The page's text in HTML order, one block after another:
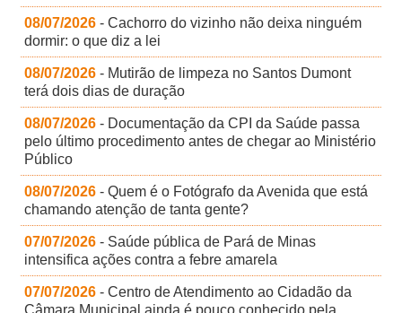
08/07/2026 - Cachorro do vizinho não deixa ninguém
dormir: o que diz a lei
08/07/2026 - Mutirão de limpeza no Santos Dumont
terá dois dias de duração
08/07/2026 - Documentação da CPI da Saúde passa
pelo último procedimento antes de chegar ao Ministério
Público
08/07/2026 - Quem é o Fotógrafo da Avenida que está
chamando atenção de tanta gente?
07/07/2026 - Saúde pública de Pará de Minas
intensifica ações contra a febre amarela
07/07/2026 - Centro de Atendimento ao Cidadão da
Câmara Municipal ainda é pouco conhecido pela